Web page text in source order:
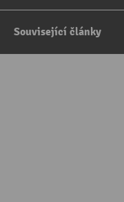
Související články